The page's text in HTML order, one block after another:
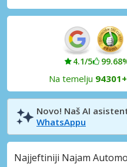
4.1/5
Na temelju 94301+
Novo! Naš AI
WhatsAppu
Najjeftiniji Najam